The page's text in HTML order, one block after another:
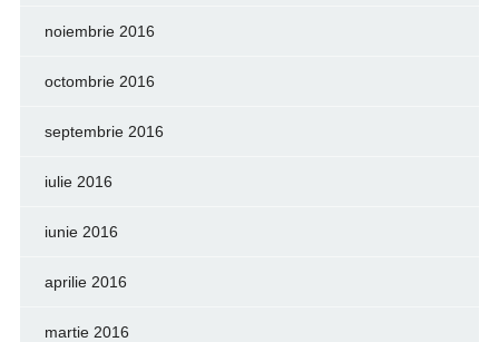
noiembrie 2016
octombrie 2016
septembrie 2016
iulie 2016
iunie 2016
aprilie 2016
martie 2016